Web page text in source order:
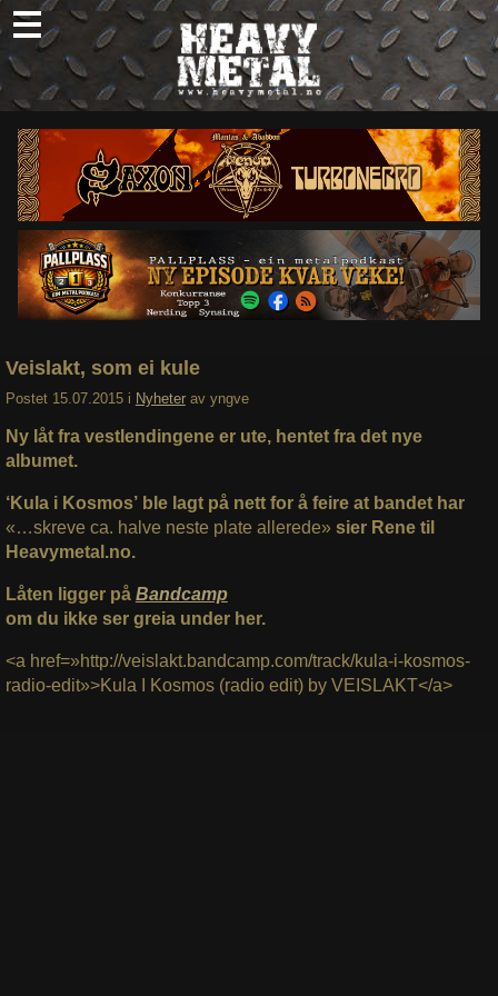
Skip
to
content
Nyheter
Omtaler
Intervjuer
Om oss
Abonner
Søk
Veislakt, som ei kule
Postet 15.07.2015 i Nyheter av yngve
Ny låt fra vestlendingene er ute, hentet fra det nye
albumet.
‘Kula i Kosmos’ ble lagt på nett for å feire at bandet har
«…skreve ca. halve neste plate allerede» sier Rene til
Heavymetal.no.
Låten ligger på Bandcamp
om du ikke ser greia under her.
<a href=»http://veislakt.bandcamp.com/track/kula-i-kosmos-
radio-edit»>Kula I Kosmos (radio edit) by VEISLAKT</a>